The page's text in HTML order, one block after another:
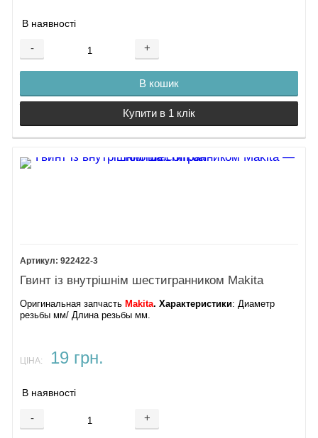
В наявності
- +
В кошик
Купити в 1 клік
922422-3
Гвинт із внутрішнім шестигранником Makita
Оригинальная запчасть Makita. Характеристики: ​Диаметр
резьбы мм/ Длина резьбы мм.
ЦІНА: 19 грн.
В наявності
- +